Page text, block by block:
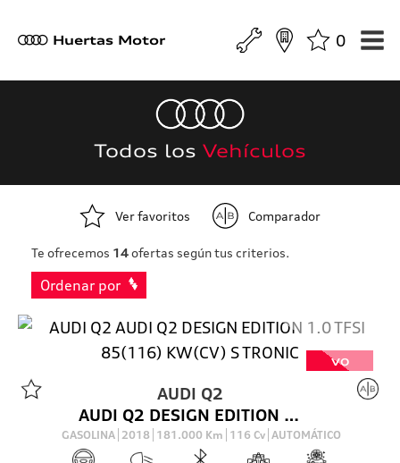
a Huertas Motor 0
Todos los Vehículos
Ver favoritos Comparador
Te ofrecemos 14ofertas según tus criterios.
Ordenar por
VO
AUDI Q2
AUDI Q2 DESIGN EDITION 1.0 TFSI 85(116) KW(CV) S TRONIC
GASOLINA 2018 181.000 Km 116 Cv AUTOMÁTICO